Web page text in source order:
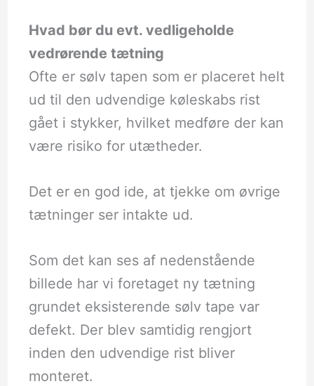
Hvad bør du evt. vedligeholde
vedrørende tætning
Ofte er sølv tapen som er placeret helt
ud til den udvendige køleskabs rist
gået i stykker, hvilket medføre der kan
være risiko for utætheder.
Det er en god ide, at tjekke om øvrige
tætninger ser intakte ud.
Som det kan ses af nedenstående
billede har vi foretaget ny tætning
grundet eksisterende sølv tape var
defekt. Der blev samtidig rengjort
inden den udvendige rist bliver
monteret.